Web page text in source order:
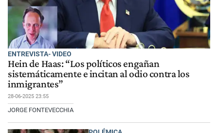
ENTREVISTA- VIDEO
Hein de Haas: “Los políticos engañan
sistemáticamente e incitan al odio contra los
inmigrantes”
28-06-2025 23:55
JORGE FONTEVECCHIA